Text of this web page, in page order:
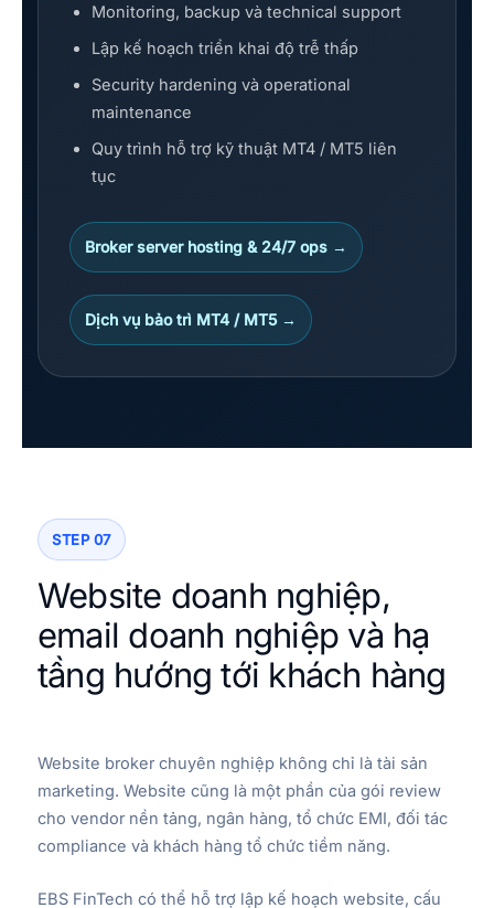
Monitoring, backup và technical support
Lập kế hoạch triển khai độ trễ thấp
Security hardening và operational
maintenance
Quy trình hỗ trợ kỹ thuật MT4 / MT5 liên
tục
Broker server hosting & 24/7 ops →
Dịch vụ bảo trì MT4 / MT5 →
STEP 07
Website doanh nghiệp,
email doanh nghiệp và hạ
tầng hướng tới khách hàng
Website broker chuyên nghiệp không chỉ là tài sản
marketing. Website cũng là một phần của gói review
cho vendor nền tảng, ngân hàng, tổ chức EMI, đối tác
compliance và khách hàng tổ chức tiềm năng.
EBS FinTech có thể hỗ trợ lập kế hoạch website, cấu